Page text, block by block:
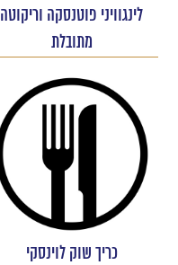
לינגוויני פוטנסקה וריקוטה
מתובלת
כריך שוק לוינסקי